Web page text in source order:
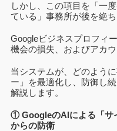
しかし、この項目を「一
ている」事務所が後を絶ち
Googleビジネスプロフィ
機会の損失、およびアカ
当システムが、どのよう
ー」を最適化し、防御し
解説します。
① GoogleのAIによる「サ
からの防衛